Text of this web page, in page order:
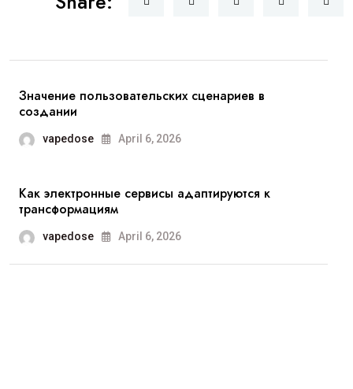
Значение пользовательских сценариев в
создании
vapedose April 6, 2026
Как электронные сервисы адаптируются к
трансформациям
vapedose April 6, 2026